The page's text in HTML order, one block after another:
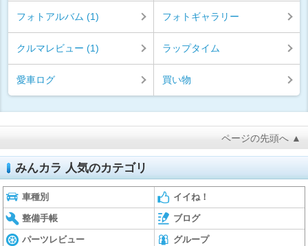
フォトアルバム (1) フォトギャラリー
クルマレビュー (1) ラップタイム
愛車ログ 買い物
ページの先頭へ ▲
みんカラ 人気のカテゴリ
車種別 イイね！
整備手帳 ブログ
パーツレビュー グループ